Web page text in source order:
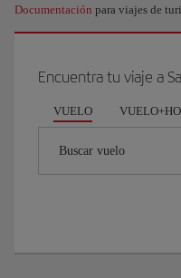
Documentación para viajes de
Encuentra tu viaje a
VUELO
Buscar vuelo